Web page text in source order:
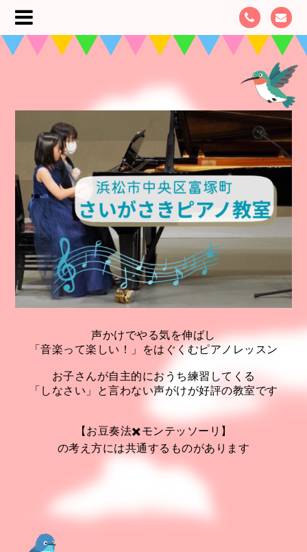
声かけでやる気を伸ばし
「音楽って楽しい！」をはぐくむピアノレッスン
お子さんが自主的におうち練習してくる
「しなさい」と言わない声がけが好評の教室です
【お豆奏法✖️モンテッソーリ】
の考え方には共通するものがあります